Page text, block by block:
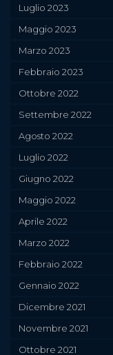
Luglio 2023
Maggio 2023
Marzo 2023
Febbraio 2023
Ottobre 2022
Settembre 2022
Agosto 2022
Luglio 2022
Giugno 2022
Maggio 2022
Aprile 2022
Marzo 2022
Febbraio 2022
Gennaio 2022
Dicembre 2021
Novembre 2021
Ottobre 2021